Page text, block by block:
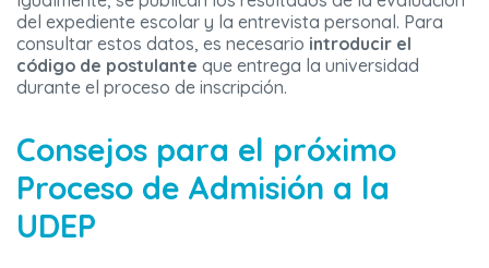
del expediente escolar y la entrevista personal. Para
consultar estos datos, es necesario introducir el
código de postulante que entrega la universidad
durante el proceso de inscripción.
Consejos para el próximo
Proceso de Admisión a la
UDEP